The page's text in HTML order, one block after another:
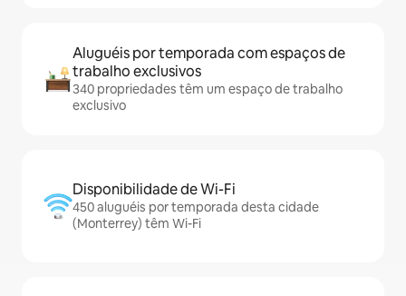
Aluguéis por temporada com espaços de
trabalho exclusivos
340 propriedades têm um espaço de trabalho
exclusivo
Disponibilidade de Wi-Fi
450 aluguéis por temporada desta cidade
(Monterrey) têm Wi-Fi